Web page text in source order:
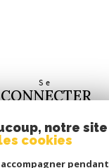
Se
CONNECTER
propriétaire
notre site
cookies
pendant